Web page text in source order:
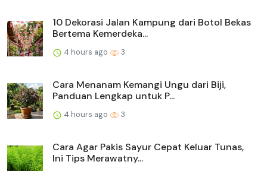
10 Dekorasi Jalan Kampung dari Botol Bekas
Bertema Kemerdeka...
4 hours ago 3
Cara Menanam Kemangi Ungu dari Biji,
Panduan Lengkap untuk P...
4 hours ago 3
Cara Agar Pakis Sayur Cepat Keluar Tunas,
Ini Tips Merawatny...